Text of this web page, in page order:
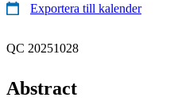
Exportera till kalender
QC 20251028
Abstract